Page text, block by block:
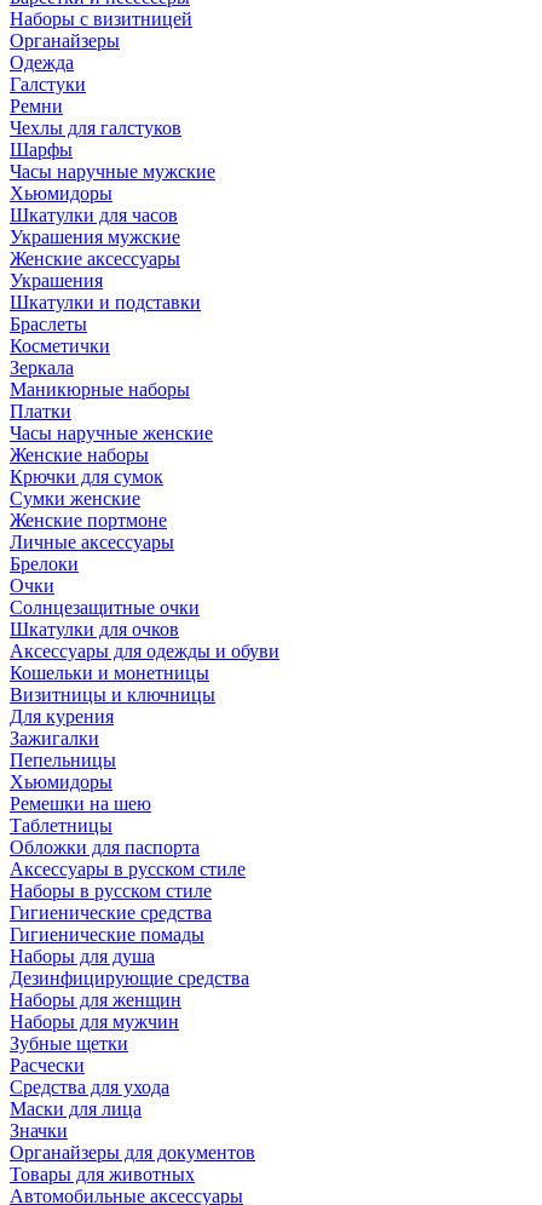
Наборы с визитницей
Органайзеры
Одежда
Галстуки
Ремни
Чехлы для галстуков
Шарфы
Часы наручные мужские
Хьюмидоры
Шкатулки для часов
Украшения мужские
Женские аксессуары
Украшения
Шкатулки и подставки
Браслеты
Косметички
Зеркала
Маникюрные наборы
Платки
Часы наручные женские
Женские наборы
Крючки для сумок
Сумки женские
Женские портмоне
Личные аксессуары
Брелоки
Очки
Солнцезащитные очки
Шкатулки для очков
Аксессуары для одежды и обуви
Кошельки и монетницы
Визитницы и ключницы
Для курения
Зажигалки
Пепельницы
Хьюмидоры
Ремешки на шею
Таблетницы
Обложки для паспорта
Аксессуары в русском стиле
Наборы в русском стиле
Гигиенические средства
Гигиенические помады
Наборы для душа
Дезинфицирующие средства
Наборы для женщин
Наборы для мужчин
Зубные щетки
Расчески
Средства для ухода
Маски для лица
Значки
Органайзеры для документов
Товары для животных
Автомобильные аксессуары